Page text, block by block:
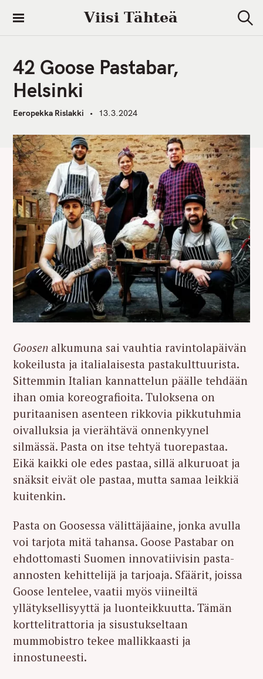
i
Viisi Tähteä
e
42 Goose Pastabar,
Helsinki
Eeropekka Rislakki 13.3.2024
Goosen alkumuna sai vauhtia ravintolapäivän
kokeilusta ja italialaisesta pastakulttuurista.
Sittemmin Italian kannattelun päälle tehdään
ihan omia koreografioita. Tuloksena on
puritaanisen asenteen rikkovia pikkutuhmia
oivalluksia ja vierähtävä onnenkyynel
silmässä. Pasta on itse tehtyä tuorepastaa.
Eikä kaikki ole edes pastaa, sillä alkuruoat ja
snäksit eivät ole pastaa, mutta samaa leikkiä
kuitenkin.
Pasta on Goosessa välittäjäaine, jonka avulla
voi tarjota mitä tahansa. Goose Pastabar on
ehdottomasti Suomen innovatiivisin pasta-
annosten kehittelijä ja tarjoaja. Sfäärit, joissa
Goose lentelee, vaatii myös viineiltä
yllätyksellisyyttä ja luonteikkuutta. Tämän
korttelitrattoria ja sisustukseltaan
mummobistro tekee mallikkaasti ja
innostuneesti.